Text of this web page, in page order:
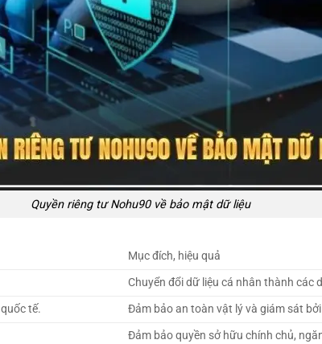
Quyền riêng tư Nohu90 về bảo mật dữ liệu
Mục đích, hiệu quả
Chuyển đổi dữ liệu cá nhân thành các
tế.
Đảm bảo an toàn vật lý và giám sát
Đảm bảo quyền sở hữu chính chủ,